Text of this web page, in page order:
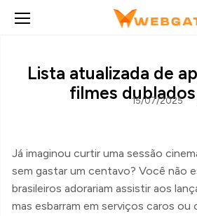
Abrir menu
Lista atualizada de
filmes
15/07/2025
Já imaginou curtir uma sessão
sem gastar um centavo? Você não
brasileiros adorariam assistir aos
mas esbarram em serviços caros ou